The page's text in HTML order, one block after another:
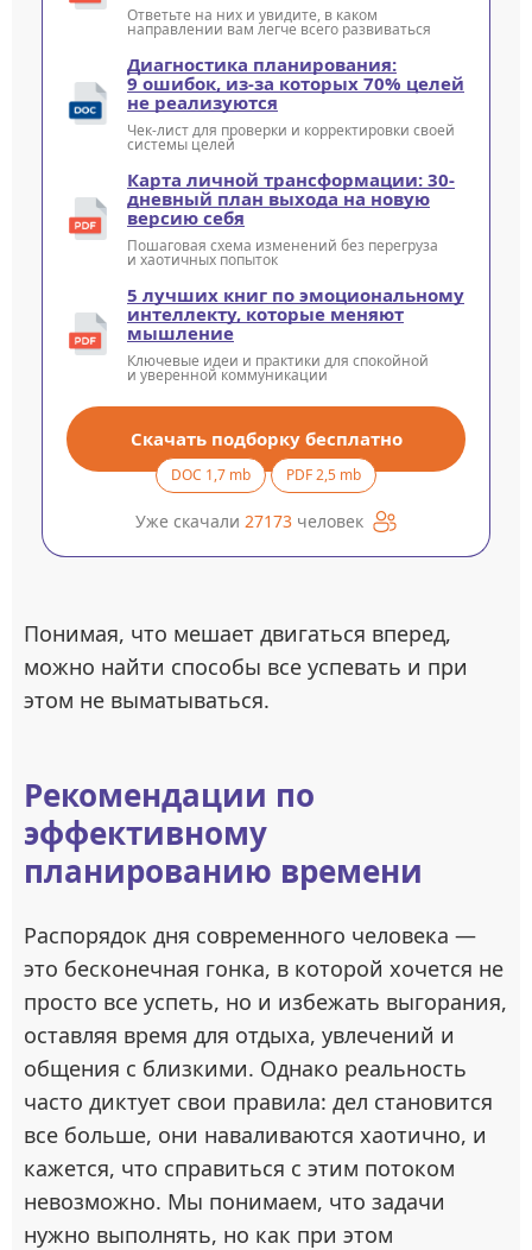
Ответьте на них и увидите, в каком
направлении вам легче всего развиваться
Диагностика планирования:
9 ошибок, из-за которых 70% целей
не реализуются
Чек-лист для проверки и корректировки своей
системы целей
Карта личной трансформации: 30-
дневный план выхода на новую
версию себя
Пошаговая схема изменений без перегруза
и хаотичных попыток
5 лучших книг по эмоциональному
интеллекту, которые меняют
мышление
Ключевые идеи и практики для спокойной
и уверенной коммуникации
Скачать подборку бесплатно
DOC 1,7 mb PDF 2,5 mb
Уже скачали 27173 человек
Понимая, что мешает двигаться вперед,
можно найти способы все успевать и при
этом не выматываться.
Рекомендации по
эффективному
планированию времени
Распорядок дня современного человека —
это бесконечная гонка, в которой хочется не
просто все успеть, но и избежать выгорания,
оставляя время для отдыха, увлечений и
общения с близкими. Однако реальность
часто диктует свои правила: дел становится
все больше, они наваливаются хаотично, и
кажется, что справиться с этим потоком
невозможно. Мы понимаем, что задачи
нужно выполнять, но как при этом